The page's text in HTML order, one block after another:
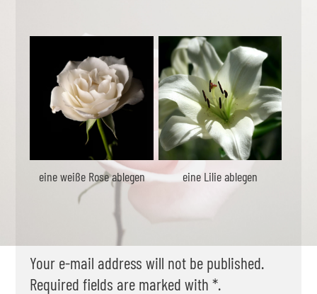
eine weiße Rose ablegen eine Lilie ablegen
Your e-mail address will not be published.
Required fields are marked with *.